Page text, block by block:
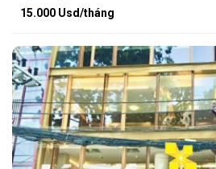
15.000 Usd/tháng